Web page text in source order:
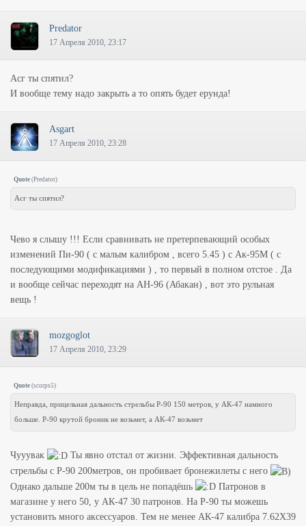
Predator
17 Апреля 2010, 23:17
Асг ты спятил?
И вообще тему надо закрыть а то опять будет ерунда!
Asgart
17 Апреля 2010, 23:28
Quote (Predator)
Асг ты спятил?
Чево я слышу !!! Если сравнивать не претерпевающий особых
изменений Пи-90 ( с малым калибром , всего 5.45 ) с Ак-95М ( с
последующими модификациями ) , то первый в полном отстое . Да
и вообще сейчас переходят на АН-96 (Абакан) , вот это рульная
вещь !
mozgoglot
17 Апреля 2010, 23:29
Quote (scorps5)
Неправда, прицельная дальность стрельбы Р-90 150 метров, у АК-47 намного
больше. Р-90 крутой броник не возьмет, а АК-47 возьмет
Чууувак
Ты явно отстал от жизни. Эффективная дальность
стрельбы с Р-90 200метров, он пробивает бронежилеты с него
Однако дальше 200м ты в цель не попадёшь
Патронов в
магазине у него 50, у АК-47 30 патронов. На Р-90 ты можешь
установить много аксессуаров. Тем не менее АК-47 калибра 7.62Х39